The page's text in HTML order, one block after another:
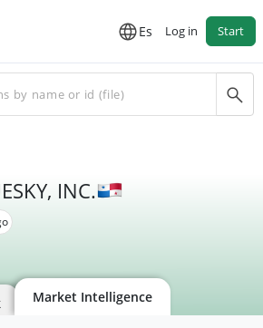
Es Log in Start
INC.
Market Intelligence